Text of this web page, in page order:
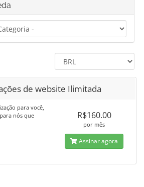
de website Ilimitada
para você,
nós que
R$160.00
por mês
Assinar agora